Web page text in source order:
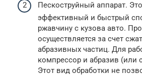
Пескоструйный аппарат.
эффективный и быстрый
ржавчину с кузова авто.
осуществляется за счет
абразивных частиц. Для
компрессор и абразив (или
Этот вид обработки не